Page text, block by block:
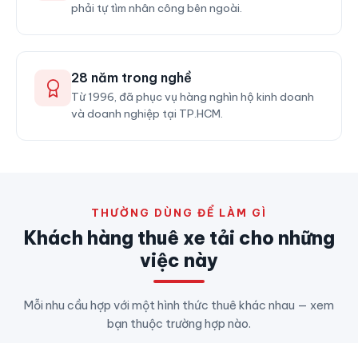
phải tự tìm nhân công bên ngoài.
28 năm trong nghề
Từ 1996, đã phục vụ hàng nghìn hộ kinh doanh
và doanh nghiệp tại TP.HCM.
THƯỜNG DÙNG ĐỂ LÀM GÌ
Khách hàng thuê xe tải cho những
việc này
Mỗi nhu cầu hợp với một hình thức thuê khác nhau — xem
bạn thuộc trường hợp nào.